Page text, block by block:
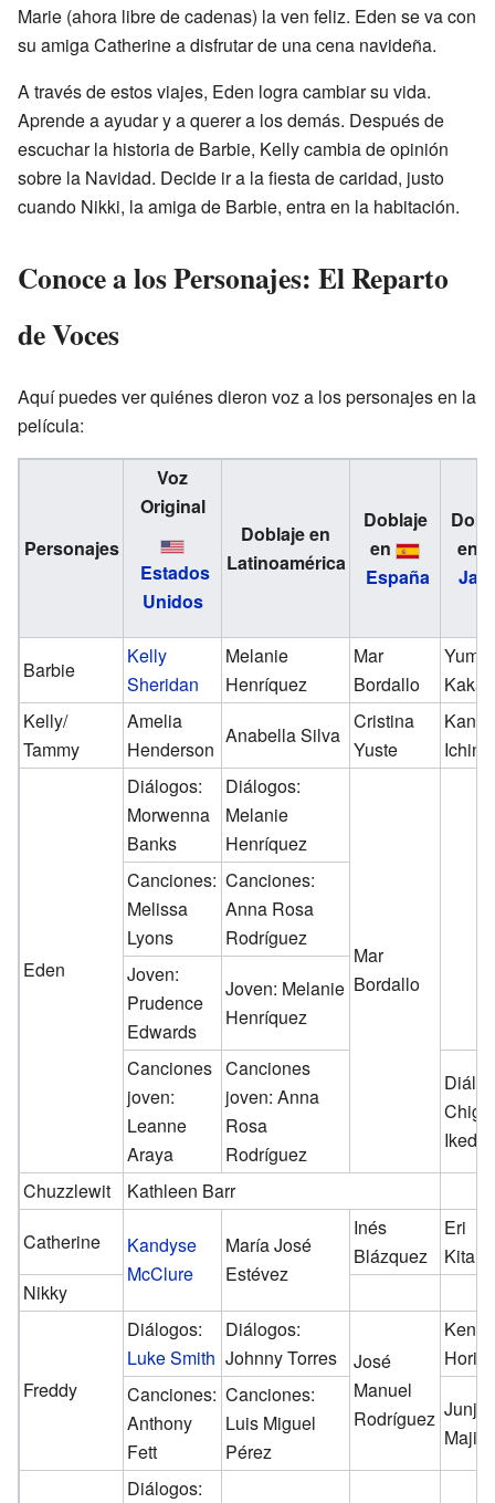
Marie (ahora libre de cadenas) la ven feliz. Eden se va con
su amiga Catherine a disfrutar de una cena navideña.
A través de estos viajes, Eden logra cambiar su vida.
Aprende a ayudar y a querer a los demás. Después de
escuchar la historia de Barbie, Kelly cambia de opinión
sobre la Navidad. Decide ir a la fiesta de caridad, justo
cuando Nikki, la amiga de Barbie, entra en la habitación.
Conoce a los Personajes: El Reparto
de Voces
Aquí puedes ver quiénes dieron voz a los personajes en la
película:
Personajes
Voz
Original
Estados
Unidos
Doblaje en
Latinoamérica
Doblaje
en
España
en
Barbie
Kelly
Sheridan
Melanie
Henríquez
Mar
Bordallo
Yumi
Kelly/
Tammy
Amelia
Henderson
Anabella Silva
Cristina
Yuste
Kana
Eden
Diálogos:
Morwenna
Banks
Diálogos:
Melanie
Henríquez
Mar
Bordallo
Canciones:
Melissa
Lyons
Canciones:
Anna Rosa
Rodríguez
Joven:
Prudence
Edwards
Joven: Melanie
Henríquez
Canciones
joven:
Leanne
Araya
Canciones
joven: Anna
Rosa
Rodríguez
Ikeda
Chuzzlewit
Kathleen Barr
Catherine
Kandyse
McClure
María José
Estévez
Inés
Blázquez
Eri
Nikky
Freddy
Diálogos:
Luke Smith
Diálogos:
Johnny Torres
José
Manuel
Rodríguez
Kenyū
Canciones:
Anthony
Fett
Canciones:
Luis Miguel
Pérez
Junji
Diálogos: